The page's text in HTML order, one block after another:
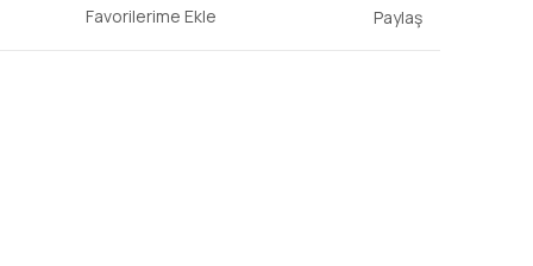
Paylaş